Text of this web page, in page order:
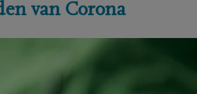
van Corona